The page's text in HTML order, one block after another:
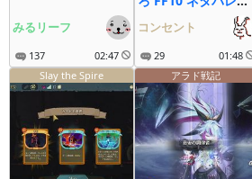
みるリーフ
137 02:47
コンセント
29 01:48
Slay the Spire
アラド戦記